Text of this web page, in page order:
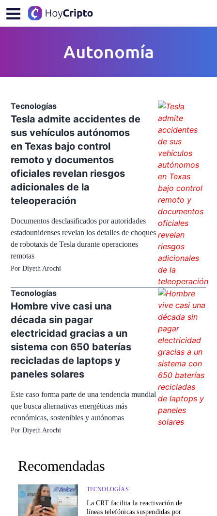
Autonomía
Tecnologías
Tesla admite accidentes de
sus vehículos autónomos
en Texas bajo control
remoto y documentos
oficiales revelan riesgos
adicionales de la
teleoperación
Documentos desclasificados por autoridades
estadounidenses revelan los detalles de choques
de robotaxis de Tesla durante operaciones
remotas
Por Diyeth Arochi
Tecnologías
Hombre vive casi una
década sin pagar
electricidad gracias a un
sistema con 650 baterías
recicladas de laptops y
paneles solares
Este caso forma parte de una tendencia mundial
que busca alternativas energéticas más
económicas, sostenibles y autónomas
Por Diyeth Arochi
Recomendadas
TECNOLOGÍAS
La CRT facilita la reactivación de
líneas telefónicas suspendidas por